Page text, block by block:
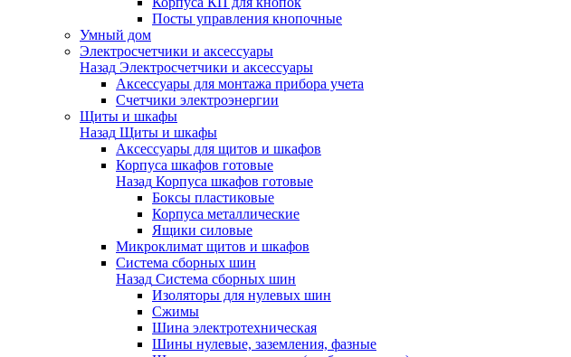
Посты управления кнопочные
Умный дом
Электросчетчики и аксессуары
Назад Электросчетчики и аксессуары
Аксессуары для монтажа прибора учета
Счетчики электроэнергии
Щиты и шкафы
Назад Щиты и шкафы
Аксессуары для щитов и шкафов
Корпуса шкафов готовые
Назад Корпуса шкафов готовые
Боксы пластиковые
Корпуса металлические
Ящики силовые
Микроклимат щитов и шкафов
Система сборных шин
Назад Система сборных шин
Изоляторы для нулевых шин
Сжимы
Шина электротехническая
Шины нулевые, заземления, фазные